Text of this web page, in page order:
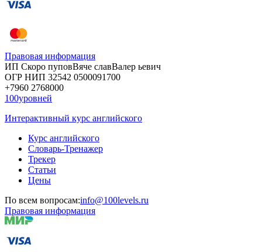
Правовая информация
ИП Скоро пуповВяче славВалер ьевич
ОГР НИП 32542 0500091700
+7960 2768000
100уровней
Интерактивный курс английского
Курс английского
Словарь-Тренажер
Трекер
Статьи
Цены
По всем вопросам:info@100levels.ru
Правовая информация